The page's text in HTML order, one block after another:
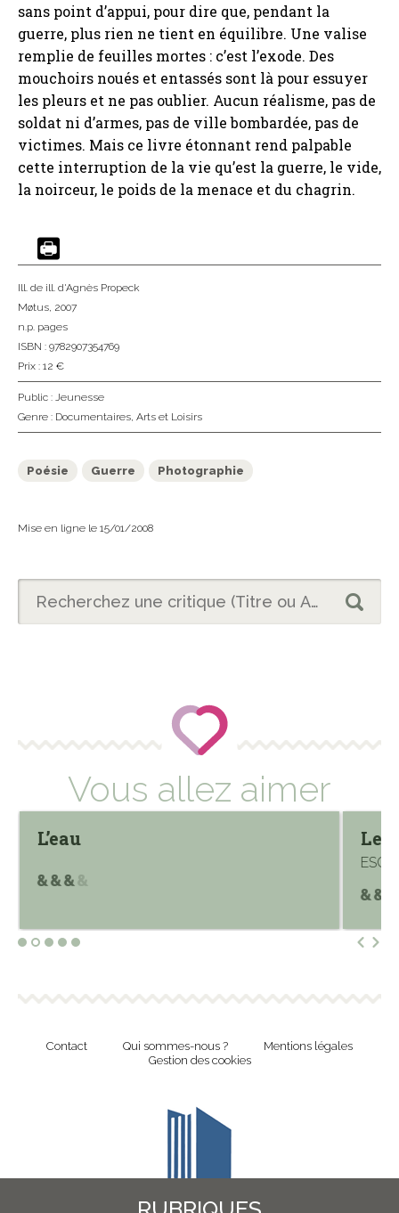
sans point d’appui, pour dire que, pendant la
guerre, plus rien ne tient en équilibre. Une valise
remplie de feuilles mortes : c’est l’exode. Des
mouchoirs noués et entassés sont là pour essuyer
les pleurs et ne pas oublier. Aucun réalisme, pas de
soldat ni d’armes, pas de ville bombardée, pas de
victimes. Mais ce livre étonnant rend palpable
cette interruption de la vie qu’est la guerre, le vide,
la noirceur, le poids de la menace et du chagrin.
Ill. de ill. d'Agnès Propeck
Møtus, 2007
n.p. pages
ISBN : 9782907354769
Prix : 12 €
Public : Jeunesse
Genre : Documentaires, Arts et Loisirs
Poésie Guerre Photographie
Mise en ligne le 15/01/2008
Vous allez aimer
L’eau Le
Contact Qui sommes-nous ?
Mentions légales
Gestion des cookies